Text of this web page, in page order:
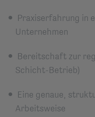
Praxiserfahrung in
Unternehmen
Bereitschaft zur
Schicht-Betrieb)
Eine genaue,
Arbeitsweise